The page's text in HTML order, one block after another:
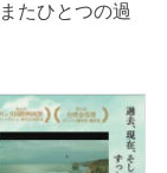
たひとつの過